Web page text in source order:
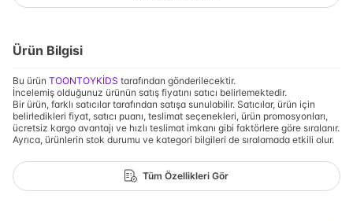
Ürün Bilgisi
Bu ürün TOONTOYKİDS tarafından gönderilecektir.
İncelemiş olduğunuz ürünün satış fiyatını satıcı belirlemektedir.
Bir ürün, farklı satıcılar tarafından satışa sunulabilir. Satıcılar, ürün için
belirledikleri fiyat, satıcı puanı, teslimat seçenekleri, ürün promosyonları,
ücretsiz kargo avantajı ve hızlı teslimat imkanı gibi faktörlere göre sıralanır.
Ayrıca, ürünlerin stok durumu ve kategori bilgileri de sıralamada etkili olur.
Tüm Özellikleri Gör